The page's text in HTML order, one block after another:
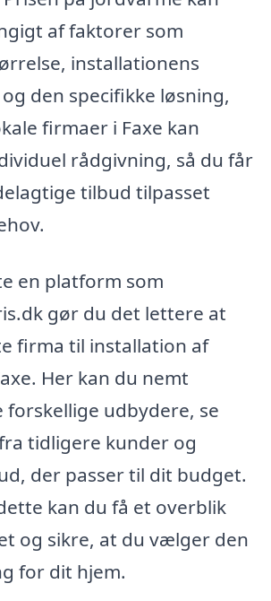
af faktorer som
installationens
den specifikke løsning,
firmaer i Faxe kan
rådgivning, så du får
tilbud tilpasset
en platform som
gør du det lettere at
firma til installation af
Her kan du nemt
forskellige udbydere, se
tidligere kunder og
der passer til dit budget.
kan du få et overblik
og sikre, at du vælger den
for dit hjem.